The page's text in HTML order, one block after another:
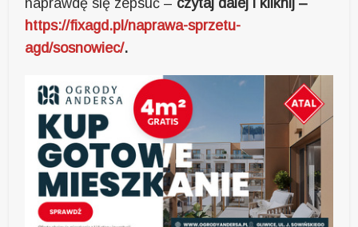
naprawdę się zepsuć – czytaj dalej i kliknij –
https://fixagd.pl/naprawa-sprzetu-
agd/sosnowiec/.